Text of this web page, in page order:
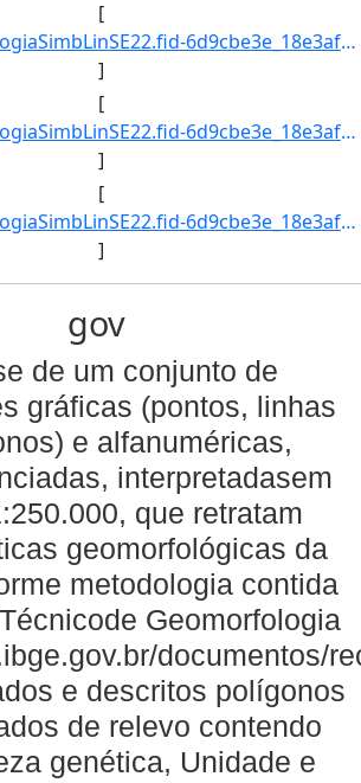
[
4: FID-GeomorfologiaSimbLinSE22.fid-6d9cbe3e_18e3af5da6c_-21c5-Folha-SE22-Codigo_Grupo_Genese-4-Nome_Gr]
]
[
5: FID-GeomorfologiaSimbLinSE22.fid-6d9cbe3e_18e3af5da6c_-21c4-Folha-SE22-Codigo_Grupo_Genese-4-Nome_Gr]
]
[
6: FID-GeomorfologiaSimbLinSE22.fid-6d9cbe3e_18e3af5da6c_-21c3-Folha-SE22-Codigo_Grupo_Genese-4-Nome_Gr]
]
gov
de um conjunto de
gráficas (pontos, linhas
e alfanuméricas,
interpretadasem
que retratam
geomorfológicas da
metodologia contida
Geomorfologia
documentos/
e descritos polígonos
de relevo contendo
genética, Unidade e